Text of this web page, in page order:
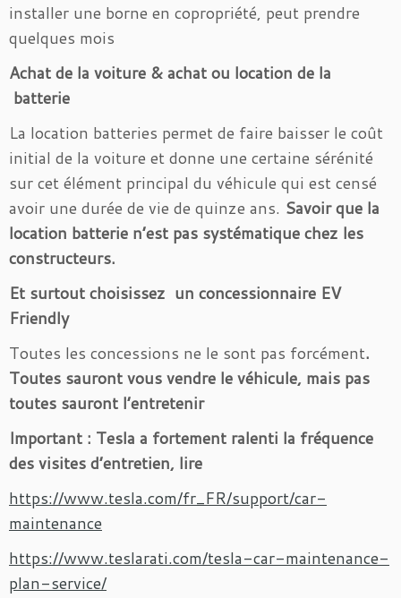
installer une borne en copropriété, peut prendre
quelques mois
Achat de la voiture & achat ou location de la
batterie
La location batteries permet de faire baisser le coût
initial de la voiture et donne une certaine sérénité
sur cet élément principal du véhicule qui est censé
avoir une durée de vie de quinze ans. Savoir que la
location batterie n’est pas systématique chez les
constructeurs.
Et surtout choisissez un concessionnaire EV
Friendly
Toutes les concessions ne le sont pas forcément.
Toutes sauront vous vendre le véhicule, mais pas
toutes sauront l’entretenir
Important : Tesla a fortement ralenti la fréquence
des visites d’entretien, lire
https://www.tesla.com/fr_FR/support/car-
maintenance
https://www.teslarati.com/tesla-car-maintenance-
plan-service/